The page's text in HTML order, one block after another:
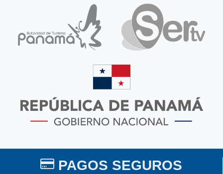
PAGOS SEGUROS